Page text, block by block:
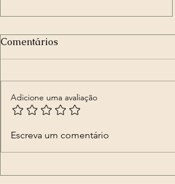
🎭✨ Firmeza de Carnaval –
Ritual Coletivo Exús e
Comentários
Adicione uma avaliação
Escreva um comentário